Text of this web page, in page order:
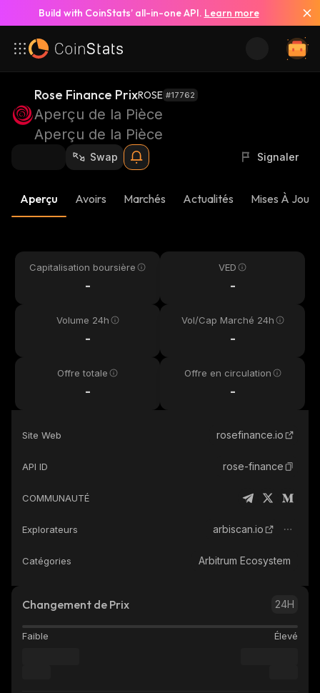
Build with CoinStats’ all-in-one API. Learn more
Rose Finance PrixROSE #17762
Aperçu de la Pièce
Aperçu de la Pièce
Swap Signaler
Aperçu Avoirs Marchés Actualités Mises À Jour
Capitalisation boursière
-
VED
-
Volume 24h
-
Vol/Cap Marché 24h
-
Offre totale
-
Offre en circulation
-
Site Web rosefinance.io
API ID rose-finance
COMMUNAUTÉ
Explorateurs arbiscan.io
Catégories Arbitrum Ecosystem
Changement de Prix 24H
Faible Élevé